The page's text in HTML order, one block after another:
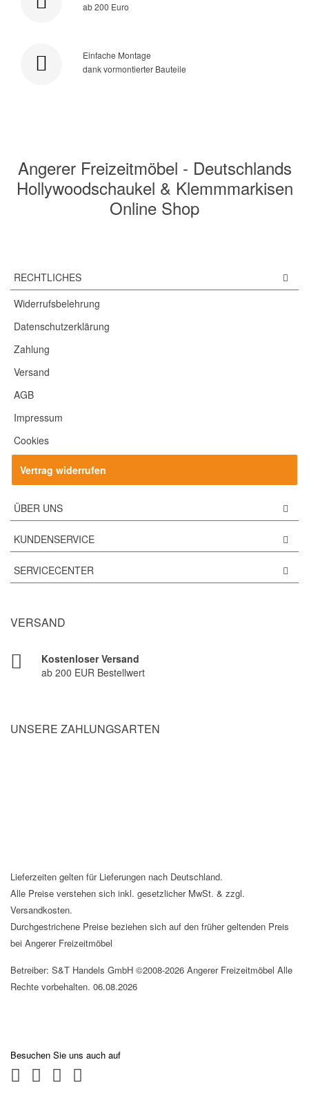
ab 200 Euro
Einfache Montage
dank vormontierter Bauteile
Angerer Freizeitmöbel - Deutschlands
Hollywoodschaukel & Klemmmarkisen
Online Shop
RECHTLICHES
Widerrufsbelehrung
Datenschutzerklärung
Zahlung
Versand
AGB
Impressum
Cookies
Vertrag widerrufen
ÜBER UNS
KUNDENSERVICE
SERVICECENTER
VERSAND
Kostenloser Versand
ab 200 EUR Bestellwert
UNSERE ZAHLUNGSARTEN
Lieferzeiten gelten für Lieferungen nach Deutschland.
Alle Preise verstehen sich inkl. gesetzlicher MwSt. & zzgl.
Versandkosten.
Durchgestrichene Preise beziehen sich auf den früher geltenden Preis
bei Angerer Freizeitmöbel
Betreiber: S&T Handels GmbH ©2008-2026 Angerer Freizeitmöbel Alle
Rechte vorbehalten. 06.08.2026
Besuchen Sie uns auch auf